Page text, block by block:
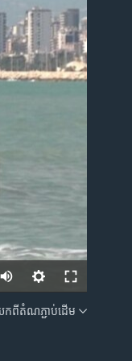
EMBED
ពី​តំណភ្ជាប់​ដើម